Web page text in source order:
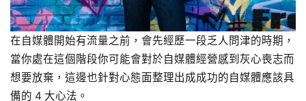
在自媒體開始有流量之前，會先經歷一段乏人問津的時期，
當你處在這個階段你可能會對於自媒體經營感到灰心喪志而
想要放棄，這邊也針對心態面整理出成成功的自媒體應該具
備的 4 大心法。